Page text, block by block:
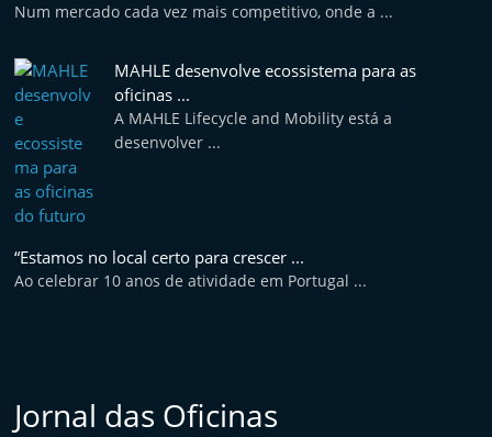
Num mercado cada vez mais competitivo, onde a ...
MAHLE desenvolve ecossistema para as
oficinas ...
A MAHLE Lifecycle and Mobility está a
desenvolver ...
“Estamos no local certo para crescer ...
Ao celebrar 10 anos de atividade em Portugal ...
Jornal das Oficinas